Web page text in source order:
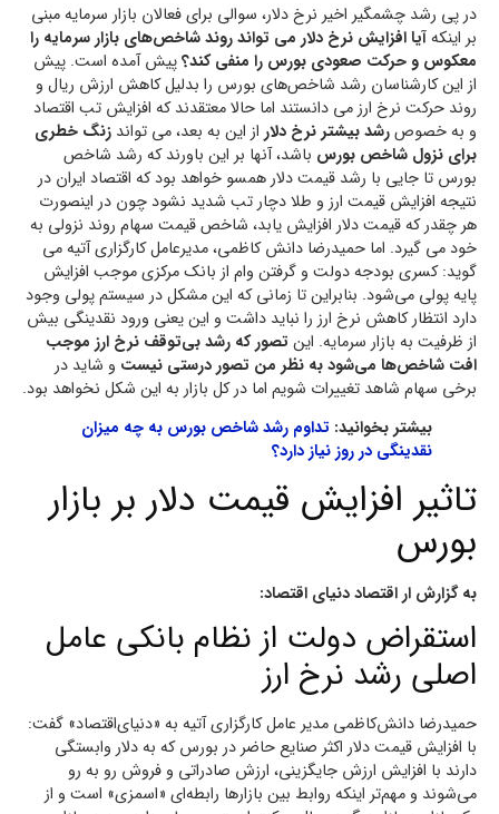
در پی رشد چشمگیر اخیر نرخ دلار، سوالی برای فعالان بازار سرمایه مبنی
بر اینکهآیا افزایش نرخ دلار می تواند روند شاخص‌های بازار سرمایه را
معکوس و حرکت صعودی بورس را منفی کند؟پیش آمده است. پیش
از این کارشناسان رشد شاخص‌های بورس را بدلیل کاهش ارزش ریال و
روند حرکت نرخ ارز می دانستند اما حالا معتقدند که افزایش تب اقتصاد
و به خصوصرشد بیشتر نرخ دلار از این به بعد، می تواند زنگ خطری
برای نزول شاخص بورس باشد، آنها بر این باورند که رشد شاخص
بورس تا جایی با رشد قیمت دلار همسو خواهد بود که اقتصاد ایران در
نتیجه افزایش قیمت ارز و طلا دچار تب شدید نشود چون در اینصورت
هر چقدر که قیمت دلار افزایش یابد، شاخص قیمت سهام روند نزولی به
خود می گیرد. اما حمیدرضا دانش کاظمی، مدیرعامل کارگزاری آتیه می
گوید: کسری بودجه دولت و گرفتن وام از بانک مرکزی موجب افزایش
پایه پولی می‌شود. بنابراین تا زمانی که این مشکل در سیستم پولی وجود
دارد انتظار کاهش نرخ ارز را نباید داشت و این یعنی ورود نقدینگی بیش
از ظرفیت به بازار سرمایه. این تصور که رشد بی‌توقف نرخ ارز موجب
افت شاخص‌ها می‌شود به نظر من تصور درستی نیست و شاید در
برخی سهام شاهد تغییرات شویم اما در کل بازار به این شکل نخواهد بود.
بیشتر بخوانید: تداوم رشد شاخص بورس به چه میزان
نقدینگی در روز نیاز دارد؟
تاثیر افزایش قیمت دلار بر بازار
بورس
به گزارش ار اقتصاد دنیای اقتصاد:
استقراض دولت از نظام بانکی عامل
اصلی رشد نرخ ارز
حمیدرضا دانش‌کاظمی مدیر عامل کارگزاری آتیه به «دنیای‌اقتصاد» گفت:
با افزایش قیمت دلار اکثر صنایع حاضر در بورس که به دلار وابستگی
دارند با افزایش ارزش جایگزینی، ارزش صادراتی و فروش رو به رو
می‌شوند و مهم‌تر اینکه روابط بین بازارها رابطه‌ای «اسمزی» است و از